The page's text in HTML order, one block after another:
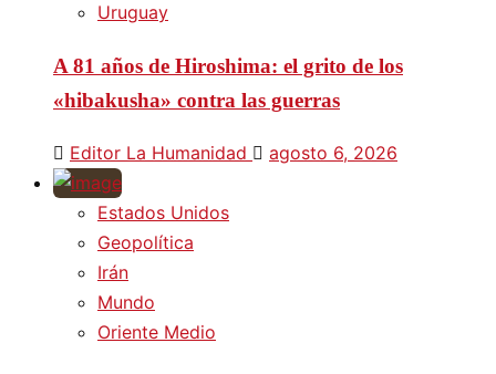
Uruguay
A 81 años de Hiroshima: el grito de los
«hibakusha» contra las guerras
Editor La Humanidad agosto 6, 2026
Estados Unidos
Geopolítica
Irán
Mundo
Oriente Medio